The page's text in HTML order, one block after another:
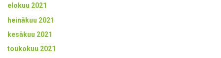
elokuu 2021
heinäkuu 2021
kesäkuu 2021
toukokuu 2021